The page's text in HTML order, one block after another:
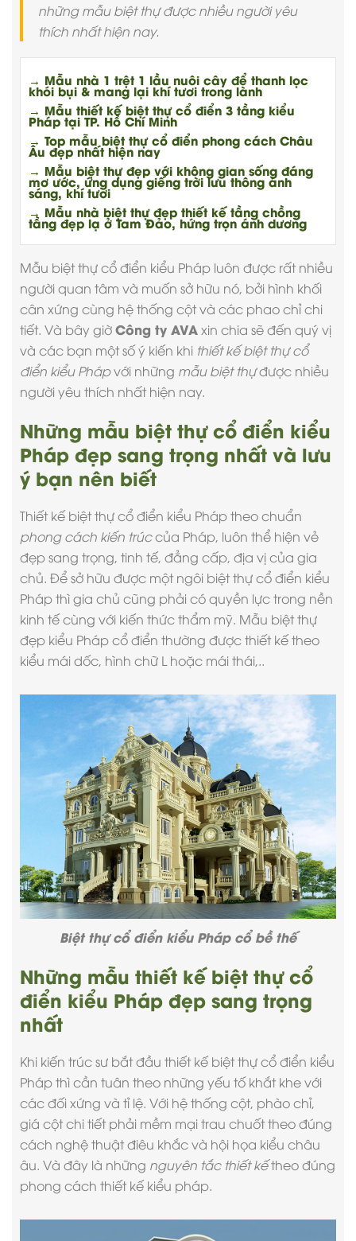
những mẫu biệt thự được nhiều người yêu
thích nhất hiện nay.
→ Mẫu nhà 1 trệt 1 lầu nuôi cây để thanh lọc
khói bụi & mang lại khí tươi trong lành
→ Mẫu thiết kế biệt thự cổ điển 3 tầng kiểu
Pháp tại TP. Hồ Chí Minh
→ Top mẫu biệt thự cổ điển phong cách Châu
Âu đẹp nhất hiện nay
→ Mẫu biệt thự đẹp với không gian sống đáng
mơ ước, ứng dụng giếng trời lưu thông ánh
sáng, khí tươi
→ Mẫu nhà biệt thự đẹp thiết kế tầng chồng
tầng đẹp lạ ở Tam Đảo, hứng trọn ánh dương
Mẫu biệt thự cổ điển kiểu Pháp luôn được rất nhiều
người quan tâm và muốn sở hữu nó, bởi hình khối
cân xứng cùng hệ thống cột và các phao chỉ chi
tiết. Và bây giờCông ty AVAxin chia sẽ đến quý vị
và các bạn một số ý kiến khi thiết kế biệt thự cổ
điển kiểu Phápvới những mẫu biệt thựđược nhiều
người yêu thích nhất hiện nay.
Những mẫu biệt thự cổ điển kiểu
Pháp đẹp sang trọng nhất và lưu
ý bạn nên biết
Thiết kế biệt thự cổ điển kiểu Pháp theo chuẩn
phong cách kiến trúccủa Pháp, luôn thể hiện vẻ
đẹp sang trọng, tinh tế, đẳng cấp, địa vị của gia
chủ. Để sở hữu được một ngôi biệt thự cổ điển kiểu
Pháp thì gia chủ cũng phải có quyền lực trong nền
kinh tế cùng với kiến thức thẩm mỹ. Mẫu biệt thự
đẹp kiểu Pháp cổ điển thường được thiết kế theo
kiểu mái dốc, hình chữ L hoặc mái thái,..
Biệt thự cổ điển kiểu Pháp cổ bề thế
Những mẫu thiết kế biệt thự cổ
điển kiểu Pháp đẹp sang trọng
nhất
Khi kiến trúc sư bắt đầu thiết kế biệt thự cổ điển kiểu
Pháp thì cần tuân theo những yếu tố khắt khe với
các đối xứng và tỉ lệ. Với hệ thống cột, phào chỉ,
giá cột chi tiết phải mềm mại trau chuốt theo đúng
cách nghệ thuật điêu khắc và hội họa kiểu châu
âu. Và đây là những nguyên tắc thiết kếtheo đúng
phong cách thiết kế kiểu pháp.